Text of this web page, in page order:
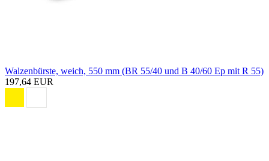
Walzenbürste, weich, 550 mm (BR 55/40 und B 40/60 Ep mit R 55)
197,64 EUR